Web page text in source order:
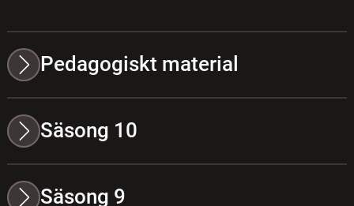
Pedagogiskt material
Säsong 10
Säsong 9